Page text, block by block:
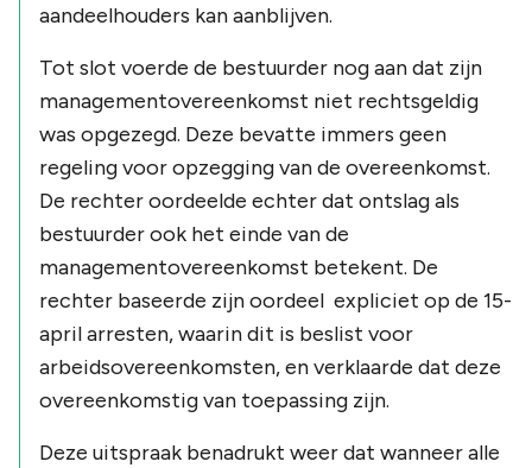
aandeelhouders kan aanblijven.
Tot slot voerde de bestuurder nog aan dat zijn
managementovereenkomst niet rechtsgeldig
was opgezegd. Deze bevatte immers geen
regeling voor opzegging van de overeenkomst.
De rechter oordeelde echter dat ontslag als
bestuurder ook het einde van de
managementovereenkomst betekent. De
rechter baseerde zijn oordeel expliciet op de 15-
april arresten, waarin dit is beslist voor
arbeidsovereenkomsten, en verklaarde dat deze
overeenkomstig van toepassing zijn.
Deze uitspraak benadrukt weer dat wanneer alle